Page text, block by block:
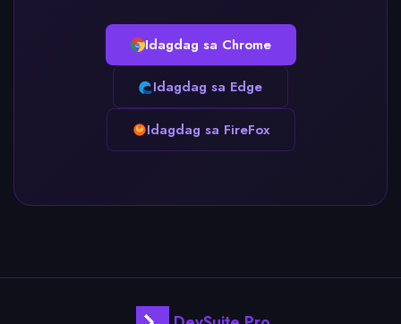
Idagdag sa Chrome
Idagdag sa Edge
Idagdag sa FireFox